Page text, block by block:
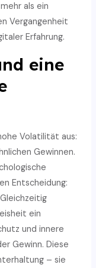
als ein
Vergangenheit
Erfahrung.
eine
Volatilität aus:
Gewinnen.
Entscheidung:
ein
und innere
Gewinn. Diese
– sie